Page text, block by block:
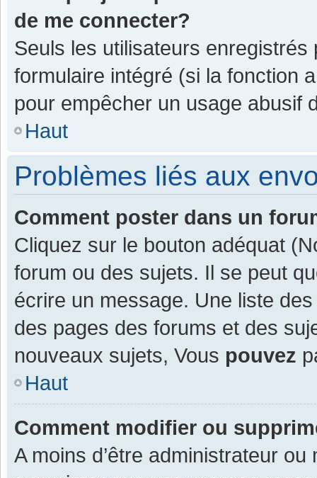
de me connecter?
Seuls les utilisateurs enregistrés
formulaire intégré (si la fonction
pour empêcher un usage abusif
Haut
Problèmes liés aux
Comment poster dans un
Cliquez sur le bouton adéquat
forum ou des sujets. Il se peut
écrire un message. Une liste
des pages des forums et des
nouveaux sujets, Vous pouvez
Haut
Comment modifier ou
A moins d’être administrateur